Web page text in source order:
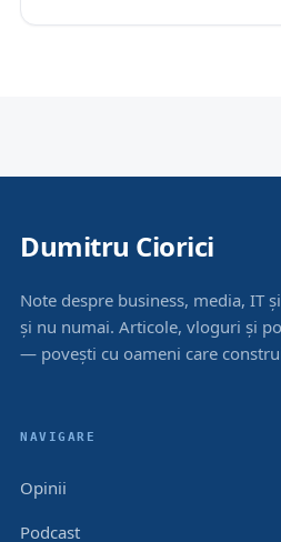
Dumitru Ciorici
Note despre business, media, IT
și nu numai. Articole, vloguri și
— povești cu oameni care
NAVIGARE
Opinii
Podcast